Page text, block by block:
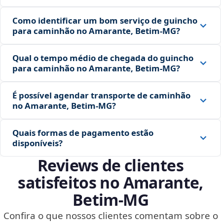
Como identificar um bom serviço de guincho
para caminhão no Amarante, Betim‑MG?
Qual o tempo médio de chegada do guincho
para caminhão no Amarante, Betim‑MG?
É possível agendar transporte de caminhão
no Amarante, Betim‑MG?
Quais formas de pagamento estão
disponíveis?
Reviews de clientes
satisfeitos no Amarante,
Betim‑MG
Confira o que nossos clientes comentam sobre o